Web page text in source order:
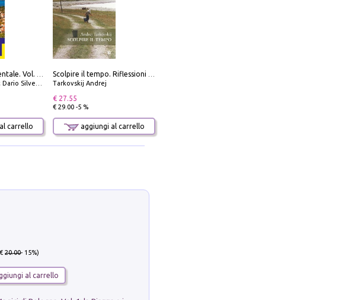
Marco Sbrizzi
carrello
Tarkovskij Andrej
€ 27.55
€ 29.00 -5 %
aggiungi al carrello
20.00- 15%)
al carrello